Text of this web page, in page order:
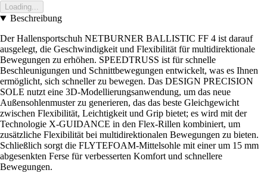
Loading...
Beschreibung
Der Hallensportschuh NETBURNER BALLISTIC FF 4 ist darauf
ausgelegt, die Geschwindigkeit und Flexibilität für multidirektionale
Bewegungen zu erhöhen. SPEEDTRUSS ist für schnelle
Beschleunigungen und Schnittbewegungen entwickelt, was es Ihnen
ermöglicht, sich schneller zu bewegen. Das DESIGN PRECISION
SOLE nutzt eine 3D-Modellierungsanwendung, um das neue
Außensohlenmuster zu generieren, das das beste Gleichgewicht
zwischen Flexibilität, Leichtigkeit und Grip bietet; es wird mit der
Technologie X-GUIDANCE in den Flex-Rillen kombiniert, um
zusätzliche Flexibilität bei multidirektionalen Bewegungen zu bieten.
Schließlich sorgt die FLYTEFOAM-Mittelsohle mit einer um 15 mm
abgesenkten Ferse für verbesserten Komfort und schnellere
Bewegungen.